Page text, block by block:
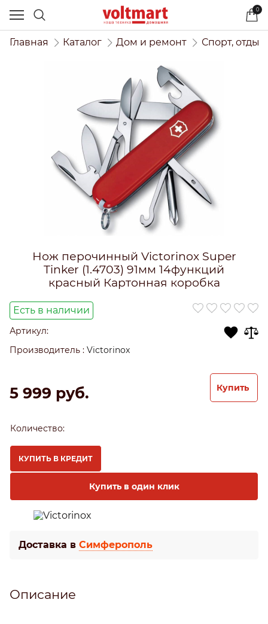
0
Главная Каталог Дом и ремонт Спорт,
Нож перочинный Victorinox Super
Tinker (1.4703) 91мм 14функций
красный Картонная коробка
Есть в наличии
Артикул:
Производитель : Victorinox
5 999 руб. Купить
Количество:
КУПИТЬ В КРЕДИТ
Купить в один клик
Доставка в Симферополь
Описание